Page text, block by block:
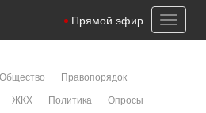
Toggle
Прямой эфир
Общество
Правопорядок
ЖКХ Политика
Опросы